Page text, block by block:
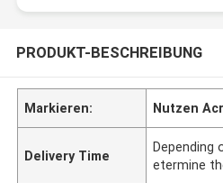
PRODUKT-BESCHREIBUNG
Markieren: Nutzen
Delivery Time
Depending
etermine